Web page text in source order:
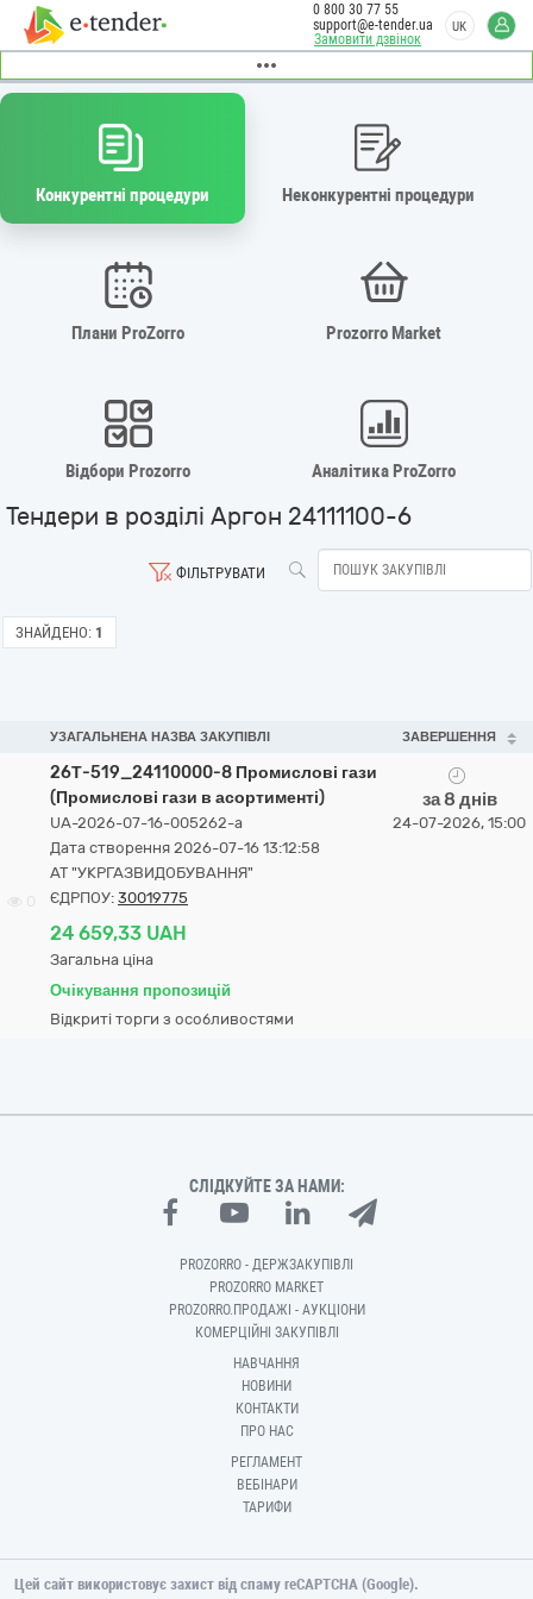
Замовити дзвінок
0 800 30 77 55
support@e-tender.ua
UK
Конкурентні процедури Неконкурентні процедури
Плани ProZorro Prozorro Market
Відбори Prozorro Аналітика ProZorro
Тендери в розділі Аргон 24111100-6
ФІЛЬТРУВАТИ
ЗНАЙДЕНО: 1
УЗАГАЛЬНЕНА НАЗВА ЗАКУПІВЛІ ЗАВЕРШЕННЯ
26Т-519_24110000-8 Промислові гази
(Промислові гази в асортименті)
UA-2026-07-16-005262-a
Дата створення 2026-07-16 13:12:58
АТ "УКРГАЗВИДОБУВАННЯ"
ЄДРПОУ: 30019775
24 659,33 UAH
Загальна ціна
Очікування пропозицій
Відкриті торги з особливостями
за 8 днів
24-07-2026, 15:00
СЛІДКУЙТЕ ЗА НАМИ:
PROZORRO - ДЕРЖЗАКУПІВЛІ
PROZORRO MARKET
PROZORRO.ПРОДАЖІ - АУКЦІОНИ
КОМЕРЦІЙНІ ЗАКУПІВЛІ
НАВЧАННЯ
НОВИНИ
КОНТАКТИ
ПРО НАС
РЕГЛАМЕНТ
ВЕБІНАРИ
ТАРИФИ
Цей сайт використовує захист від спаму reCAPTCHA (Google).